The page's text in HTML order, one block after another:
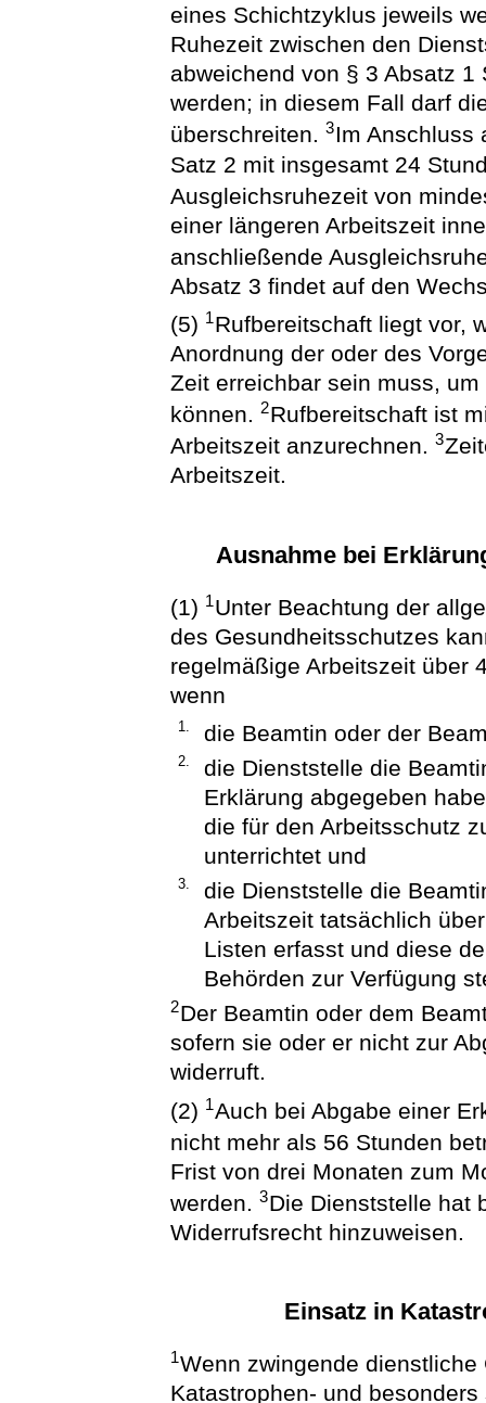
eines Schichtzyklus jeweils
Ruhezeit zwischen den
abweichend von § 3 Absatz
werden; in diesem Fall darf
überschreiten.3Im Anschluss
Satz 2 mit insgesamt 24
Ausgleichsruhezeit von
einer längeren Arbeitszeit
anschließende
Absatz 3 findet auf den
(5) 1Rufbereitschaft liegt vor,
Anordnung der oder des
Zeit erreichbar sein muss,
können.2Rufbereitschaft ist
Arbeitszeit anzurechnen.3
Arbeitszeit.
Ausnahme bei
(1) 1Unter Beachtung der
des Gesundheitsschutzes
regelmäßige Arbeitszeit über
wenn
1. die Beamtin oder der
2.
die Dienststelle die
Erklärung abgegeben
die für den Arbeitsschutz
unterrichtet und
3.
die Dienststelle die
Arbeitszeit tatsächlich
Listen erfasst und diese
Behörden zur Verfügung
2Der Beamtin oder dem
sofern sie oder er nicht zur
widerruft.
(2) 1Auch bei Abgabe einer
nicht mehr als 56 Stunden
Frist von drei Monaten zum
werden.3Die Dienststelle hat
Widerrufsrecht hinzuweisen.
Einsatz in
1Wenn zwingende
Katastrophen- und